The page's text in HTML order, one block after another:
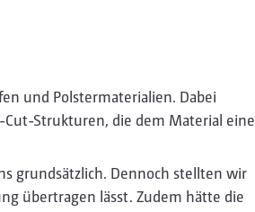
und Polstermaterialien. Dabei
Strukturen, die dem Material eine
grundsätzlich. Dennoch stellten wir
übertragen lässt. Zudem hätte die